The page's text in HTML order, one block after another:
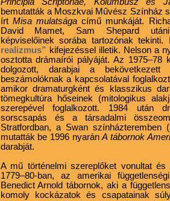
bemutatták a Moszkvai Művész Színház
írt Misa mulatságacímű munkáját.
David Mamet, Sam Shepard utáni
képviselőinek sorába tartozónak
realizmus” kifejezéssel illetik. Nelson a
osztotta drámaírói pályáját. Az 1975–78
dolgozott, darabjai a
beszámolóknak a kapcsolatával
amikor dramaturgként és klasszikus
tömegkultúra hőseinek (mitologikus
szerepével foglalkozott. 1984 után
sorscsapás és a társadalmi
Stratfordban, a Swan színházteremben
mutatták be 1996 nyaránA tábornok
darabját.
A mű történelmi szereplőket vonultat
1779–80-ban, az amerikai
Benedict Arnold tábornok, aki a
komoly kockázatok és csapatainak